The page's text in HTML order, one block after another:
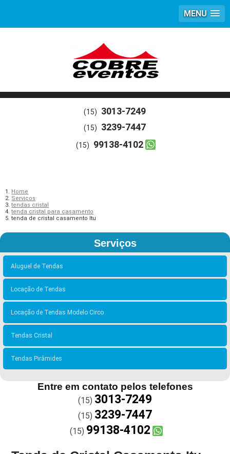
MENU
(15) 3013-7249
(15) 3239-7447
(15) 99138-4102
Home
Serviços
tendas cristal
tenda cristal para casamento
tenda de cristal casamento Itu
Serviços
Aluguel de Tendas
Locação de Tendas
Locação de Tendas Modelo Circo
Tendas Cristal
Tendas Pirâmides
Entre em contato pelos telefones
(15) 3013-7249
(15) 3239-7447
(15) 99138-4102